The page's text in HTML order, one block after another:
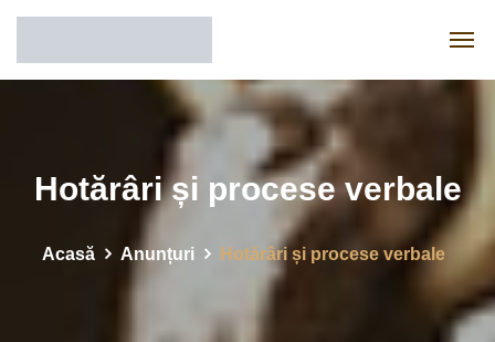
Hotărâri și procese verbale
Acasă Anunțuri Hotărâri și procese verbale